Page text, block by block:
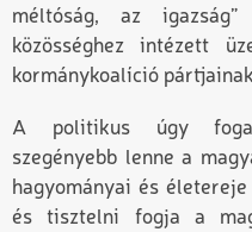
méltóság, az
közösséghez intézett
kormánykoalíció
A politikus úgy
szegényebb lenne a
hagyományai és
és tisztelni fogja a